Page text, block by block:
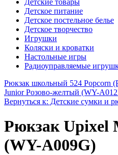
Детское питание
Детское постельное белье
Детское творчество
Игрушки
Коляски и кроватки
Настольные игры
Радиоуправляемые
Рюкзак школьный 524 Popcorn
Junior Розово-желтый (WY-
Вернуться к: Детские сумки и
Рюкзак
(WY-A009G)